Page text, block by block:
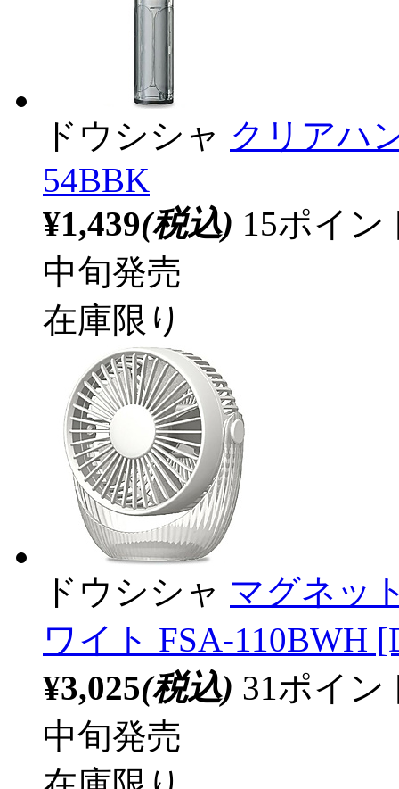
ドウシシャ クリアハ
54BBK
¥1,439(税込) 15ポイ
中旬発売
在庫限り
ドウシシャ マグネッ
ワイト FSA-110BWH
¥3,025(税込) 31ポイ
中旬発売